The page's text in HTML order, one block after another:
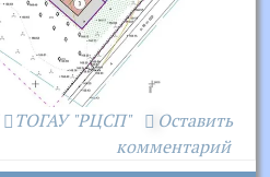
ТОГАУ "РЦСП"
Оставить
комментарий